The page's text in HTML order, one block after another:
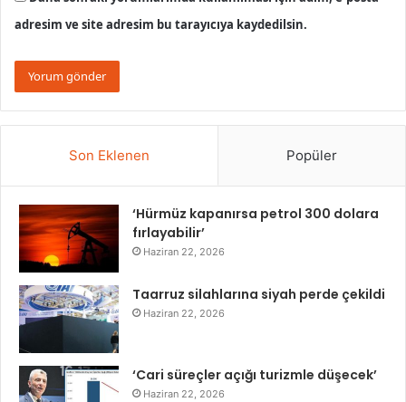
adresim ve site adresim bu tarayıcıya kaydedilsin.
Son Eklenen Popüler
‘Hürmüz kapanırsa petrol 300 dolara
fırlayabilir’
Haziran 22, 2026
Taarruz silahlarına siyah perde çekildi
Haziran 22, 2026
‘Cari süreçler açığı turizmle düşecek’
Haziran 22, 2026